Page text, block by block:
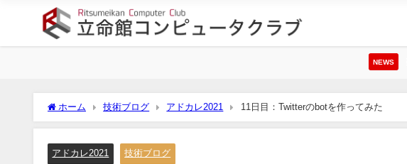
NEWS
ホーム 技術ブログ アドカレ2021 11日目：Twitterのbotを作ってみた
アドカレ2021 技術ブログ